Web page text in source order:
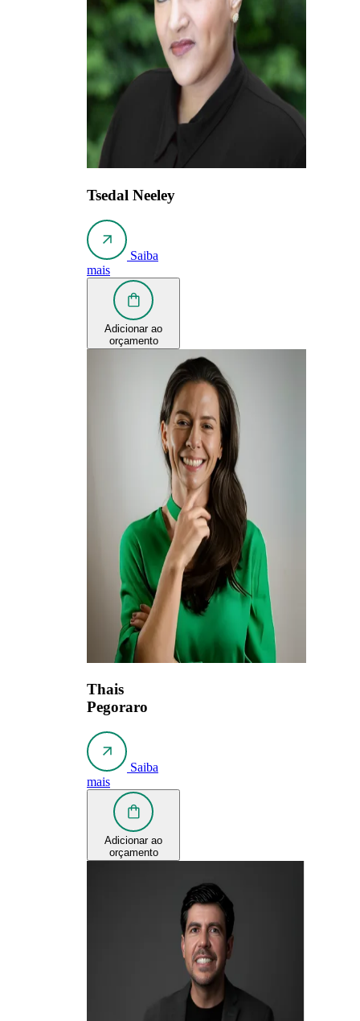
Tsedal Neeley
Saiba
mais
Adicionar ao
orçamento
Thais
Pegoraro
Saiba
mais
Adicionar ao
orçamento